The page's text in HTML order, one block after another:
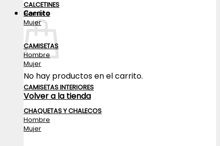
Carrito
No hay productos en el carrito.
Volver a la tienda
CALCETINES
Hombre
Mujer
CAMISETAS
Hombre
Mujer
CAMISETAS INTERIORES
CHAQUETAS Y CHALECOS
Hombre
Mujer